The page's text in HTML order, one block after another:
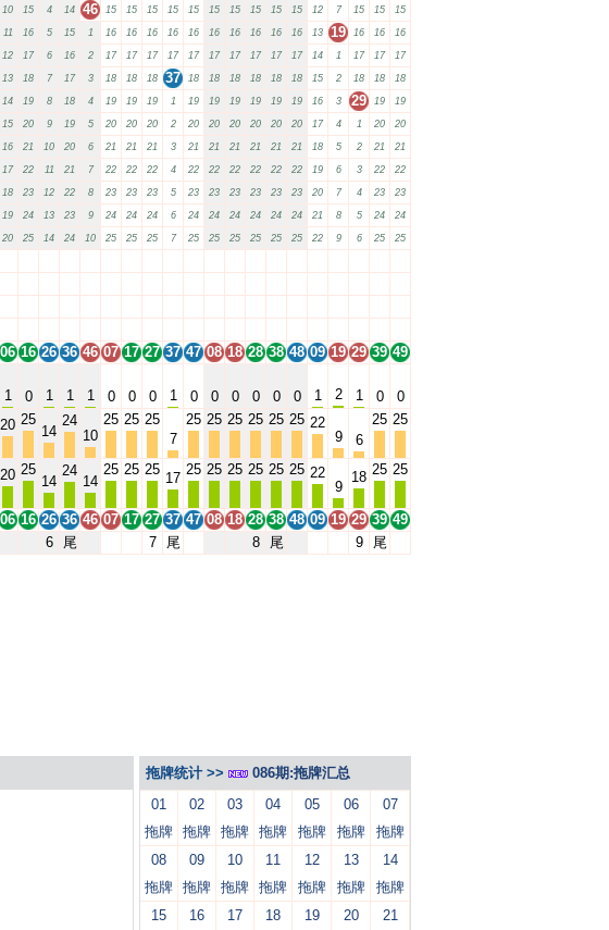
10 15 4 14 46 15 15 15 15 15 15 15 15 15 15 12 7 15 15 15
11 16 5 15 1 16 16 16 16 16 16 16 16 16 16 13 19 16 16 16
12 17 6 16 2 17 17 17 17 17 17 17 17 17 17 14 1 17 17 17
13 18 7 17 3 18 18 18 37 18 18 18 18 18 18 15 2 18 18 18
14 19 8 18 4 19 19 19 1 19 19 19 19 19 19 16 3 29 19 19
15 20 9 19 5 20 20 20 2 20 20 20 20 20 20 17 4 1 20 20
16 21 10 20 6 21 21 21 3 21 21 21 21 21 21 18 5 2 21 21
17 22 11 21 7 22 22 22 4 22 22 22 22 22 22 19 6 3 22 22
18 23 12 22 8 23 23 23 5 23 23 23 23 23 23 20 7 4 23 23
19 24 13 23 9 24 24 24 6 24 24 24 24 24 24 21 8 5 24 24
20 25 14 24 10 25 25 25 7 25 25 25 25 25 25 22 9 6 25 25
06 16 26 36 46 07 17 27 37 47 08 18 28 38 48 09 19 29 39 49
1 0 1 1 1 0 0 0 1 0 0 0 0 0 0 1 2 1 0
0
20 25
14
24
10
25 25 25
7
25 25 25 25 25 25 22
9
6
25 25
20 25
14
24
14
25 25 25
17
25 25 25 25 25 25 22
9
18 25 25
06 16 26 36 46 07 17 27 37 47 08 18 28 38 48 09 19 29 39 49
6 尾 7 尾 8 尾 9 尾
拖牌统计 >>
086期:拖牌汇总
01
拖牌
02
拖牌
03
拖牌
04
拖牌
05
拖牌
06
拖牌
07
拖牌
08
拖牌
09
拖牌
10
拖牌
11
拖牌
12
拖牌
13
拖牌
14
拖牌
15
16 17 18 19 20 21